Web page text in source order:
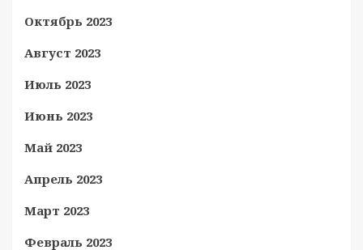
Октябрь 2023
Август 2023
Июль 2023
Июнь 2023
Май 2023
Апрель 2023
Март 2023
Февраль 2023